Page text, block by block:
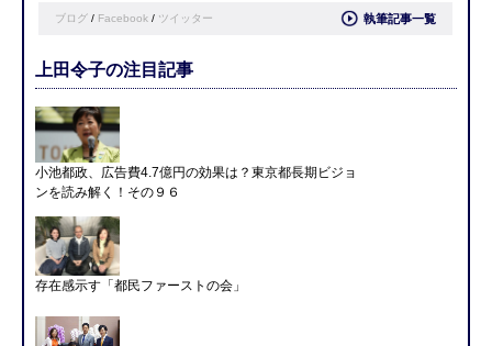
ブログ / Facebook / ツイッター 執筆記事一覧
上田令子の注目記事
小池都政、広告費4.7億円の効果は？東京都長期ビジョ
ンを読み解く！その９６
存在感示す「都民ファーストの会」